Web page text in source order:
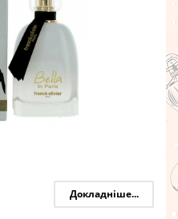
Докладніше...